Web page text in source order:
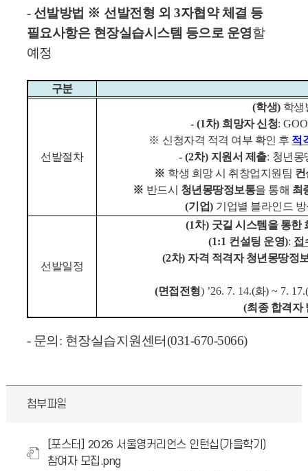
- 선발방법 ※선발전형 외 3자협약 체결 등
필요사항은 현장실습시스템 등으로 운영할
예정
구분
선발절차
(학생) 학생
- (1차) 희망자 신청:
※ 신청자격 적격 여부 확인 후 적
- (2차) 지원서 제출: 청년몽
※ 학생 희망 시 취창업지원팀 컨
※ 반드시 청년몽땅정보통을 통해 최
(기업) 기업별 블라인드
선발일정
(1차) 굿길 시스템을 통한
(1:1 컨설팅 운영): 접
(2차) 자격 적격자 청년몽땅정
(면접전형) ’26. 7. 14.(화) ~ 7.
(최종 합격자
- 문의: 현장실습지원센터(031-670-5066)
첨부파일
[포스터] 2026 서울영커리언스 인턴십(가을학기)
참여자 모집.png